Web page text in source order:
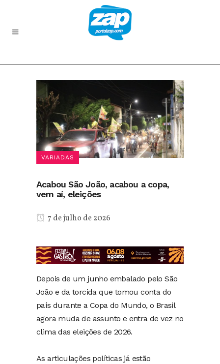
VARIADAS
Acabou São João, acabou a copa,
vem aí, eleições
7 de julho de 2026
Depois de um junho embalado pelo São
João e da torcida que tomou conta do
país durante a Copa do Mundo, o Brasil
agora muda de assunto e entra de vez no
clima das eleições de 2026.
As articulações políticas já estão